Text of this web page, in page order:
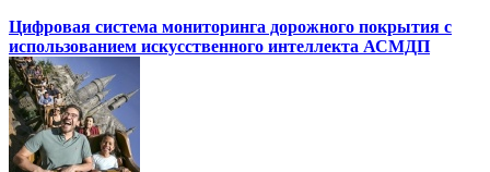
Цифровая система мониторинга дорожного покрытия с
использованием искусственного интеллекта АСМДП